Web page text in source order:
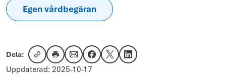
Egen vårdbegäran
Dela:
Kopiera länk
Skriv utDela via e-post
Dela på Facebook
Dela på XDela på LinkedIn
Uppdaterad: 2025-10-17